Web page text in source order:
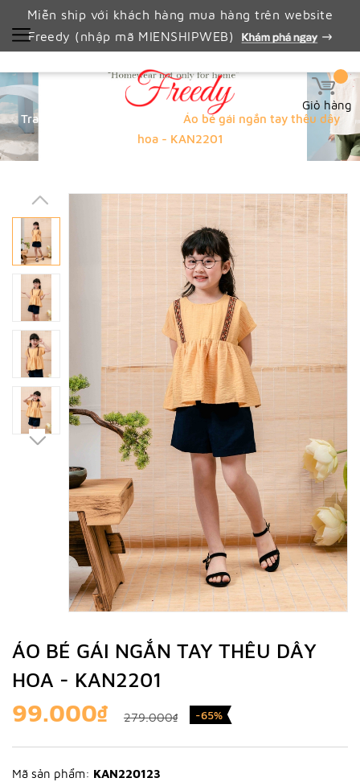
Miễn ship với khách hàng mua hàng trên website
Freedy (nhập mã MIENSHIPWEB)
Giỏ hàng
Trang chủ
Áo bé gái ngắn tay thêu dây
hoa - KAN2201
ÁO BÉ GÁI NGẮN TAY THÊU DÂY
HOA - KAN2201
99.000₫ 279.000₫ -65%
Mã sản phẩm: KAN220123